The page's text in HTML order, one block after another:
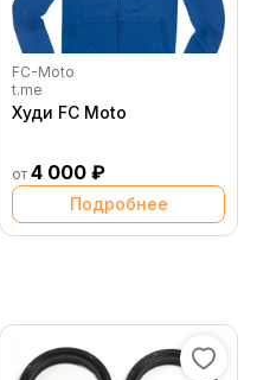
FC-Moto
t.me
Худи FC Moto
от 4 000 ₽
Подробнее